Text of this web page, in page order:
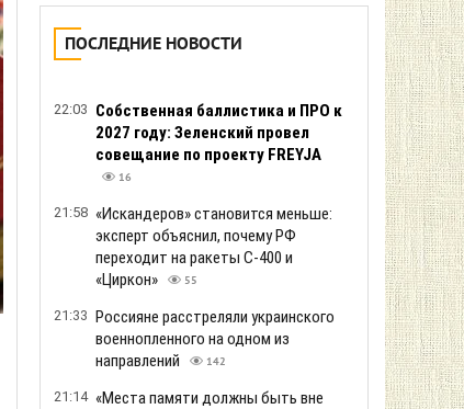
ПОСЛЕДНИЕ НОВОСТИ
22:03 Собственная баллистика и ПРО к
2027 году: Зеленский провел
совещание по проекту FREYJA
16
21:58 «Искандеров» становится меньше:
эксперт объяснил, почему РФ
переходит на ракеты С-400 и
«Циркон»
55
21:33 Россияне расстреляли украинского
военнопленного на одном из
направлений
142
21:14 «Места памяти должны быть вне